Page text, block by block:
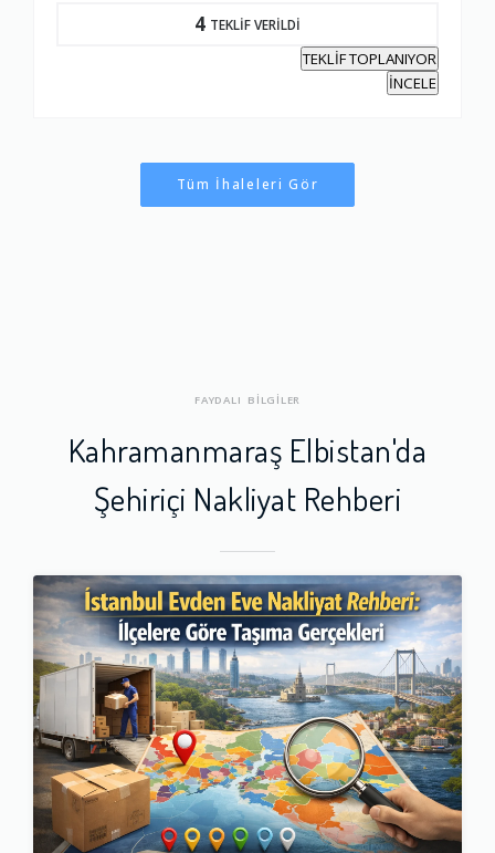
4 TEKLİF VERİLDİ
TEKLİF TOPLANIYOR
İNCELE
Tüm İhaleleri Gör
FAYDALI BİLGİLER
Kahramanmaraş Elbistan'da
Şehiriçi Nakliyat Rehberi